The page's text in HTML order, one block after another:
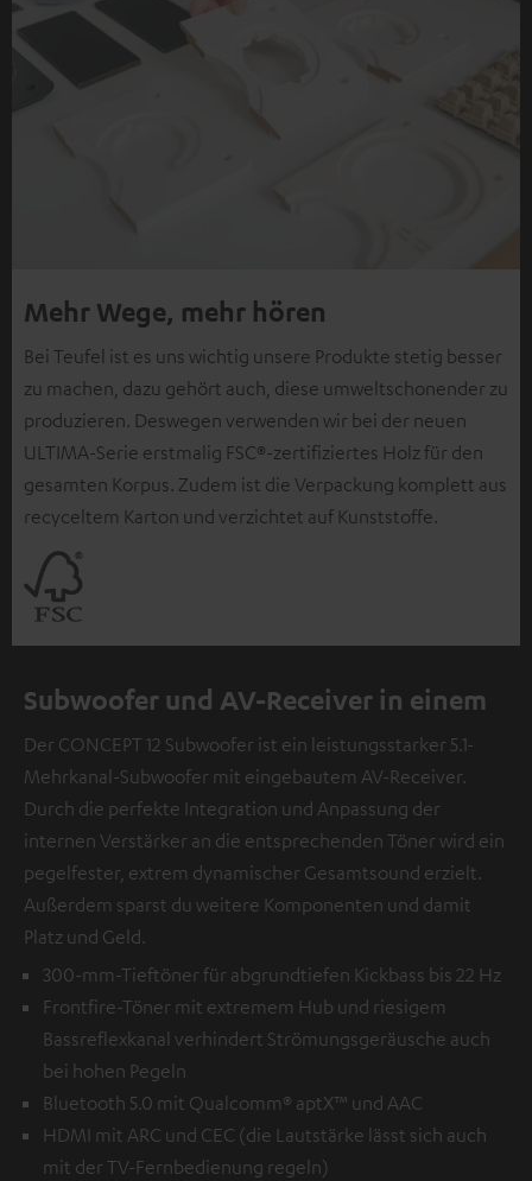
Mehr Wege, mehr hören
Bei Teufel ist es uns wichtig unsere Produkte stetig besser
zu machen, dazu gehört auch, diese umweltschonender zu
produzieren. Deswegen verwenden wir bei der neuen
ULTIMA-Serie erstmalig FSC®-zertifiziertes Holz für den
gesamten Korpus. Zudem ist die Verpackung komplett aus
recyceltem Karton und verzichtet auf Kunststoffe.
Subwoofer und AV-Receiver in einem
Der CONCEPT 12 Subwoofer ist ein leistungsstarker 5.1-
Mehrkanal-Subwoofer mit eingebautem AV-Receiver.
Durch die perfekte Integration und Anpassung der
internen Verstärker an die entsprechenden Töner wird ein
pegelfester, extrem dynamischer Gesamtsound erzielt.
Außerdem sparst du weitere Komponenten und damit
Platz und Geld.
300-mm-Tieftöner für abgrundtiefen Kickbass bis 22 Hz
Frontfire-Töner mit extremem Hub und riesigem
Bassreflexkanal verhindert Strömungsgeräusche auch
bei hohen Pegeln
Bluetooth 5.0 mit Qualcomm® aptX™ und AAC
HDMI mit ARC und CEC (die Lautstärke lässt sich auch
mit der TV-Fernbedienung regeln)